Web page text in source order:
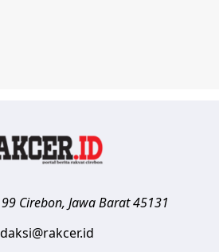
Cirebon, Jawa Barat 45131